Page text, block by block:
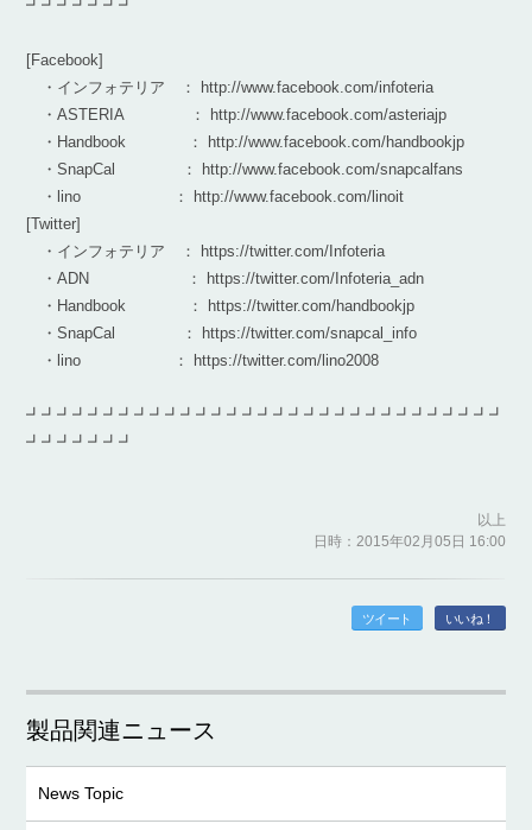
┛┛┛┛┛┛┛
[Facebook]
・インフォテリア ： http://www.facebook.com/infoteria
・ASTERIA ： http://www.facebook.com/asteriajp
・Handbook ： http://www.facebook.com/handbookjp
・SnapCal ： http://www.facebook.com/snapcalfans
・lino ： http://www.facebook.com/linoit
[Twitter]
・インフォテリア ： https://twitter.com/Infoteria
・ADN ： https://twitter.com/Infoteria_adn
・Handbook ： https://twitter.com/handbookjp
・SnapCal ： https://twitter.com/snapcal_info
・lino ： https://twitter.com/lino2008
┛┛┛┛┛┛┛┛┛┛┛┛┛┛┛┛┛┛┛┛┛┛┛┛┛┛┛┛┛┛┛
┛┛┛┛┛┛┛
以上
日時：2015年02月05日 16:00
ツイート いいね！
製品関連ニュース
News Topic